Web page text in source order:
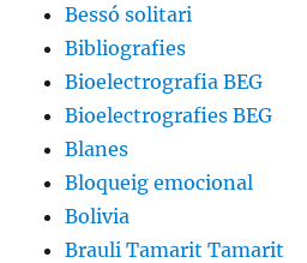
Bessó solitari
Bibliografies
Bioelectrografia BEG
Bioelectrografies BEG
Blanes
Bloqueig emocional
Bolivia
Brauli Tamarit Tamarit